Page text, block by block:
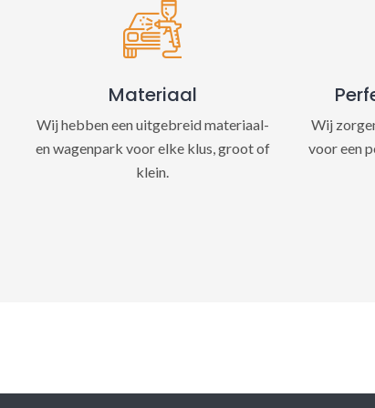
Materiaal
Wij hebben een uitgebreid materiaal-
en wagenpark voor elke klus, groot of
klein.
Wij
voor een